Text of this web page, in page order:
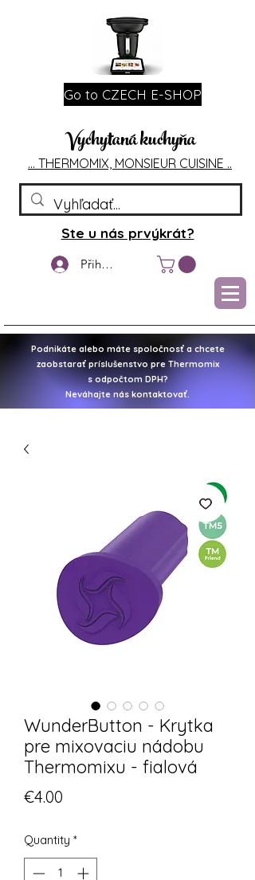
Vychytaná kuchyňa
... THERMOMIX, MONSIEUR CUISINE ..
Přihlášení
Go to CZECH E-SHOP
Ste u nás prvýkrát?
Podnikáte alebo máte spoločnosť a chcete
zaobstarať príslušenstvo pre Thermomix
s odpočtom DPH?
Neváhajte nás kontaktovať.
WunderButton - Krytka
pre mixovaciu nádobu
Thermomixu - fialová
€4.00
Quantity *